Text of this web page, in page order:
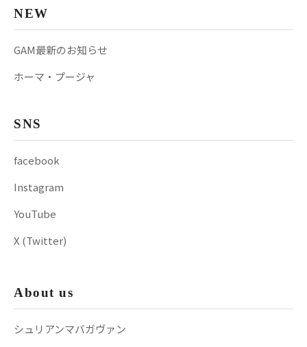
NEW
GAM最新のお知らせ
ホーマ・プージャ
SNS
facebook
Instagram
YouTube
X (Twitter)
About us
シュリアンマバガヴァン